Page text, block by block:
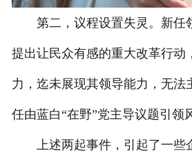
第二，议程设置失灵。新任
提出让民众有感的重大改革行动
力，迄未展现其领导能力，无法
任由蓝白“在野”党主导议题引领
上述两起事件，引起了一些